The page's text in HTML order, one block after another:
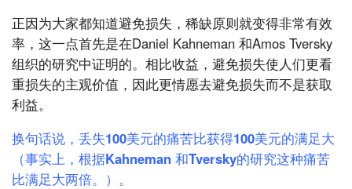
正因为大家都知道避免损失，稀缺原则就变得非常有效
率，这一点首先是在Daniel Kahneman 和Amos Tversky
组织的研究中证明的。相比收益，避免损失使人们更看
重损失的主观价值，因此更情愿去避免损失而不是获取
利益。
换句话说，丢失100美元的痛苦比获得100美元的满足大
（事实上，根据Kahneman 和Tversky的研究这种痛苦
比满足大两倍。）。